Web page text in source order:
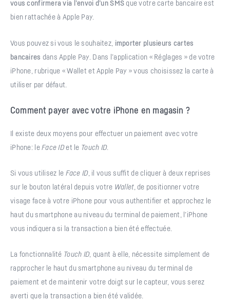
vous confirmera via l’envoi d’un SMSque votre carte bancaire est
bien rattachée à Apple Pay.
Vous pouvez si vous le souhaitez, importer plusieurs cartes
bancaires dans Apple Pay. Dans l’application « Réglages » de votre
iPhone, rubrique « Wallet et Apple Pay » vous choisissez la carte à
utiliser par défaut.
Comment payer avec votre iPhone en magasin ?
Il existe deux moyens pour effectuer un paiement avec votre
iPhone: leFace IDet le Touch ID.
Si vous utilisez le Face ID, il vous suffit de cliquer à deux reprises
sur le bouton latéral depuis votre Wallet, de positionner votre
visage face à votre iPhone pour vous authentifier et approchez le
haut du smartphone au niveau du terminal de paiement, l’iPhone
vous indiquera si la transaction a bien été effectuée.
La fonctionnalité Touch ID, quant à elle, nécessite simplement de
rapprocher le haut du smartphone au niveau du terminal de
paiement et de maintenir votre doigt sur le capteur, vous serez
averti que la transaction a bien été validée.